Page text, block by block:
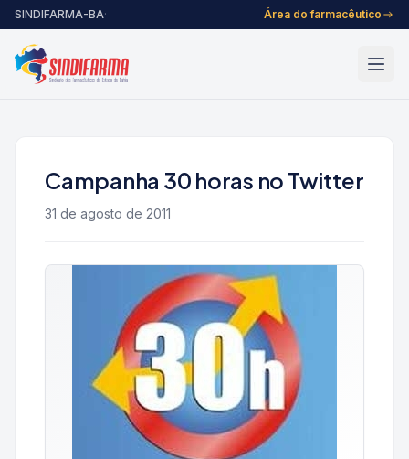
Pular para o conteúdo
SINDIFARMA-BA· Área do farmacêutico
Campanha 30 horas no Twitter
31 de agosto de 2011